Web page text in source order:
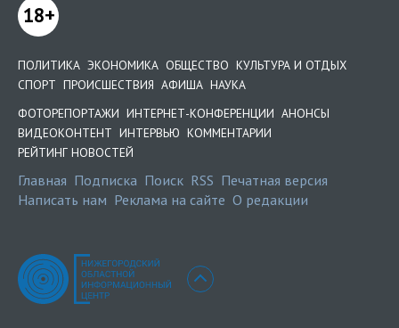
18+
ПОЛИТИКА ЭКОНОМИКА ОБЩЕСТВО КУЛЬТУРА И ОТДЫХ
СПОРТ ПРОИСШЕСТВИЯ АФИША НАУКА
ФОТОРЕПОРТАЖИ ИНТЕРНЕТ-КОНФЕРЕНЦИИ АНОНСЫ
ВИДЕОКОНТЕНТ ИНТЕРВЬЮ КОММЕНТАРИИ
РЕЙТИНГ НОВОСТЕЙ
Главная Подписка Поиск RSS Печатная версия
Написать нам Реклама на сайте О редакции